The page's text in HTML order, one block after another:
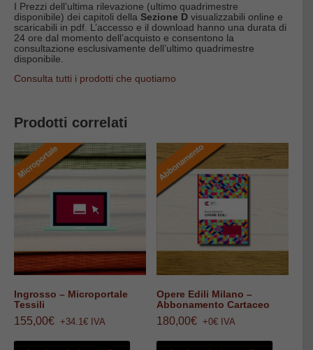
I Prezzi dell’ultima rilevazione (ultimo quadrimestre
disponibile) dei capitoli della Sezione D visualizzabili online e
scaricabili in pdf. L’accesso e il download hanno una durata di
24 ore dal momento dell’acquisto e consentono la
consultazione esclusivamente dell’ultimo quadrimestre
disponibile.
Consulta tutti i prodotti che quotiamo
Prodotti correlati
Ingrosso – Microportale
Tessili
155,00€ +34.1€ IVA
Opere Edili Milano –
Abbonamento Cartaceo
180,00€ +0€ IVA